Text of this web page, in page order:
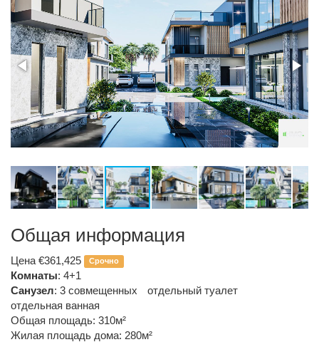
Общая информация
Цена €361,425 Срочно
Комнаты: 4+1
Санузел: 3 совмещенных
отдельный туалет
отдельная ванная
Общая площадь: 310м²
Жилая площадь дома: 280м²